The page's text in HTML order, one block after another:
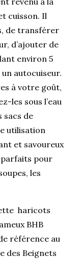
cuisson. Il
de transférer
d’ajouter de
environ 5
autocuiseur.
à votre goût,
les sous l’eau
sacs de
utilisation
et savoureux
pour
les
haricots
BHB
référence au
des Beignets